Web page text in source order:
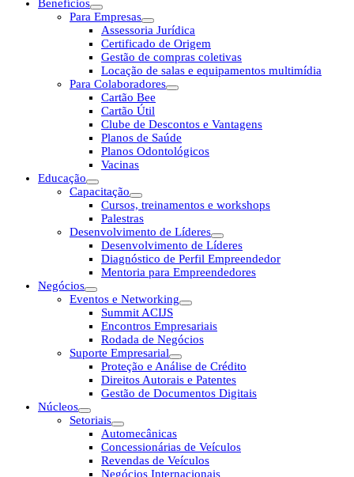
Benefícios
Para Empresas
Assessoria Jurídica
Certificado de Origem
Gestão de compras coletivas
Locação de salas e equipamentos multimídia
Para Colaboradores
Cartão Bee
Cartão Útil
Clube de Descontos e Vantagens
Planos de Saúde
Planos Odontológicos
Vacinas
Educação
Capacitação
Cursos, treinamentos e workshops
Palestras
Desenvolvimento de Líderes
Desenvolvimento de Líderes
Diagnóstico de Perfil Empreendedor
Mentoria para Empreendedores
Negócios
Eventos e Networking
Summit ACIJS
Encontros Empresariais
Rodada de Negócios
Suporte Empresarial
Proteção e Análise de Crédito
Direitos Autorais e Patentes
Gestão de Documentos Digitais
Núcleos
Setoriais
Automecânicas
Concessionárias de Veículos
Revendas de Veículos
Negócios Internacionais